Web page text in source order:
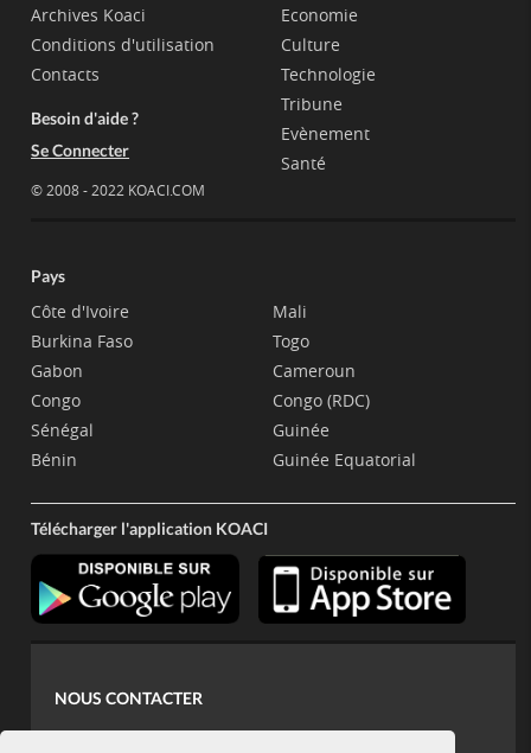
Archives Koaci
Conditions d'utilisation
Contacts
Besoin d'aide ?
Se Connecter
© 2008 - 2022 KOACI.COM
Economie
Culture
Technologie
Tribune
Evènement
Santé
Pays
Côte d'Ivoire
Burkina Faso
Gabon
Congo
Sénégal
Bénin
Mali
Togo
Cameroun
Congo (RDC)
Guinée
Guinée Equatorial
Télécharger l'application KOACI
NOUS CONTACTER